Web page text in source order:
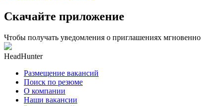
Скачайте приложение
Чтобы получать уведомления о приглашениях мгновенно
HeadHunter
Размещение вакансий
Поиск по резюме
О компании
Наши вакансии